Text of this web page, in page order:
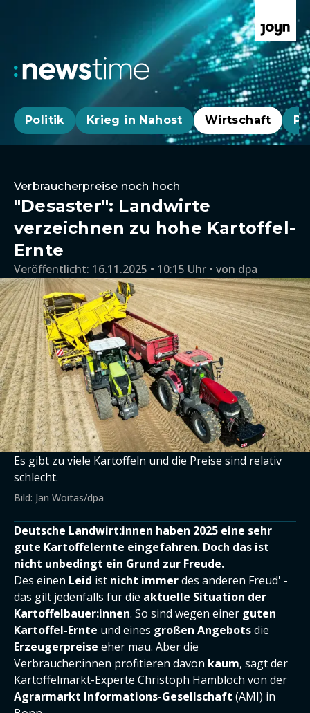
Politik Krieg in Nahost Wirtschaft
Verbraucherpreise noch hoch
"Desaster": Landwirte
verzeichnen zu hohe Kartoffel-
Ernte
Veröffentlicht: 16.11.2025 • 10:15 Uhr von dpa
Es gibt zu viele Kartoffeln und die Preise sind relativ
schlecht.
Bild: Jan Woitas/dpa
Deutsche Landwirt:innen haben 2025 eine sehr
gute Kartoffelernte eingefahren. Doch das ist
nicht unbedingt ein Grund zur Freude.
Des einen Leid ist nicht immerdes anderen Freud' -
das gilt jedenfalls für die aktuelle Situation der
Kartoffelbauer:innen. So sind wegen einer guten
Kartoffel-Ernte und eines großen Angebotsdie
Erzeugerpreise eher mau. Aber die
Verbraucher:innen profitieren davon kaum, sagt der
Kartoffelmarkt-Experte Christoph Hambloch von der
Agrarmarkt Informations-Gesellschaft (AMI) in